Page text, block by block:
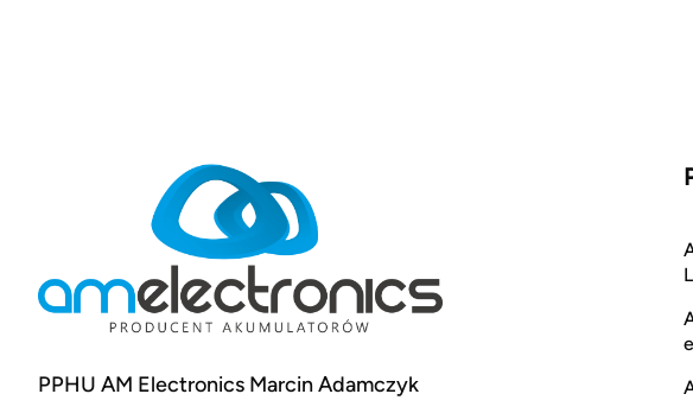
PPHU AM Electronics Marcin Adamczyk